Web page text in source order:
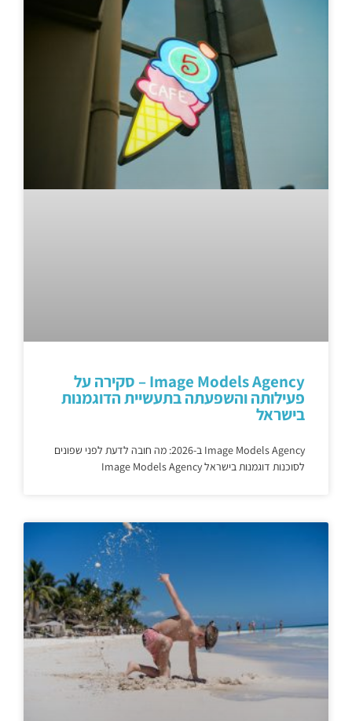
Image Models Agency – סקירה על
פעילותה והשפעתה בתעשיית הדוגמנות
בישראל
Image Models Agency ב-2026: מה חובה לדעת לפני שפונים
לסוכנות דוגמנות בישראל Image Models Agency